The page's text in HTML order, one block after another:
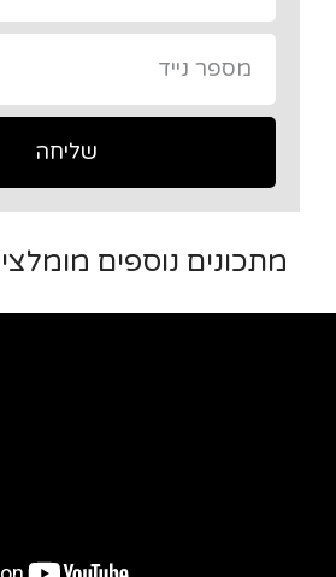
שליחה
מתכונים נוספים